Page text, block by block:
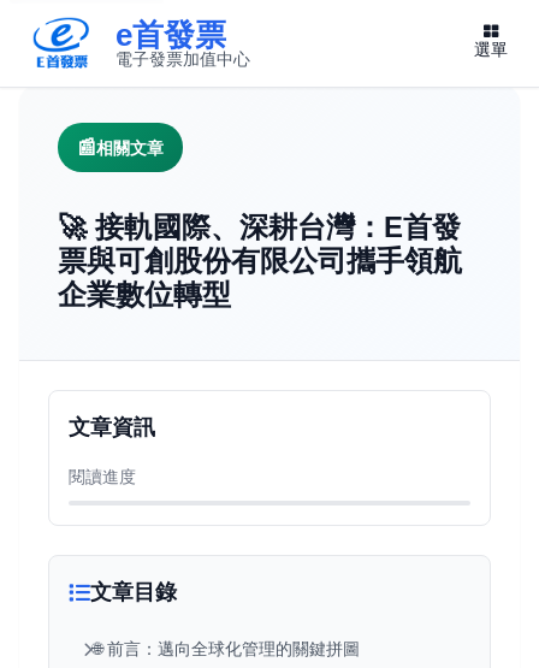
e首發票
電子發票加值中心 選單
相關文章
🚀 接軌國際、深耕台灣：E首發
票與可創股份有限公司攜手領航
企業數位轉型
文章目錄
🌐 前言：邁向全球化管理的關鍵拼圖
文章資訊
閱讀進度